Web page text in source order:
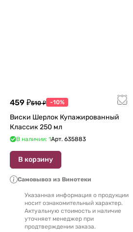
459 ₽510 ₽ -10%
Виски Шерлок Купажированный
Классик 250 мл
В наличии: 1Арт. 635883
В корзину
Самовывоз из Винотеки
Указанная информация о продукции
носит ознакомительный характер.
Актуальную стоимость и наличие
уточняет менеджер при
продтверждении заказа.